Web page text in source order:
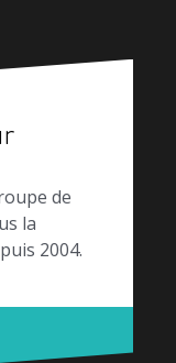
de
la
2004.